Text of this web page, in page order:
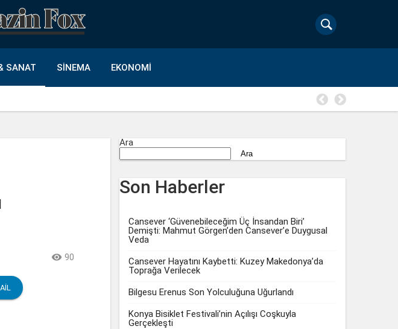
SANAT SINEMA EKONOMI
 90
Ara
Ara
Son Haberler
Cansever ‘Güvenebileceğim Üç İnsandan Biri’
Demişti: Mahmut Görgen’den Cansever’e Duygusal
Veda
Cansever Hayatını Kaybetti: Kuzey Makedonya’da
Toprağa Verilecek
Bilgesu Erenus Son Yolculuğuna Uğurlandı
Konya Bisiklet Festivali’nin Açılışı Coşkuyla
Gerçekleşti